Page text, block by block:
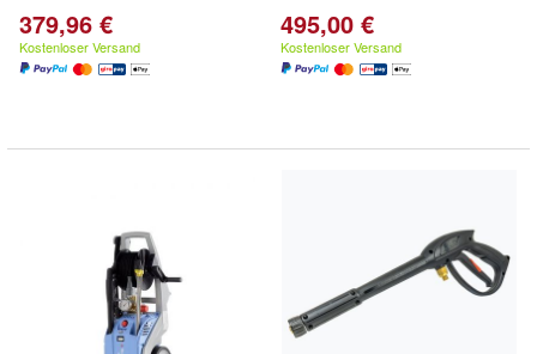
379,96 €
Kostenloser Versand
495,00 €
Kostenloser Versand